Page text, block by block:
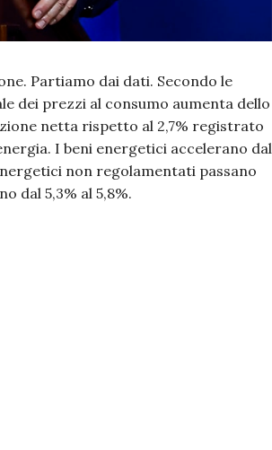
Partiamo dai dati. Secondo le
dei prezzi al consumo aumenta dello
netta rispetto al 2,7% registrato
I beni energetici accelerano dal
non regolamentati passano
dal 5,3% al 5,8%.